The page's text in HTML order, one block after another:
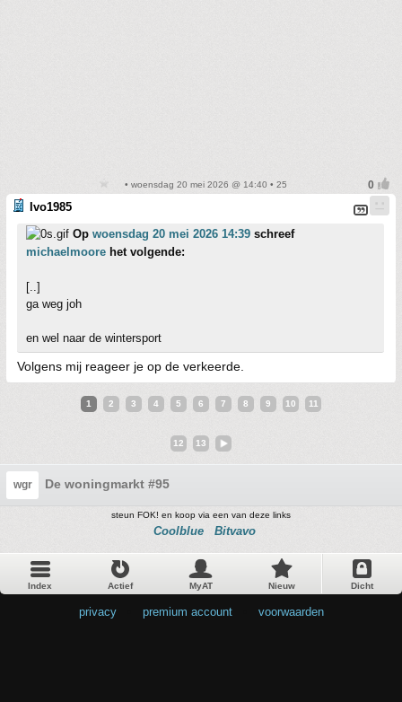
• woensdag 20 mei 2026 @ 14:40 • 25
Ivo1985
Op woensdag 20 mei 2026 14:39 schreef
michaelmoore het volgende:
[..]
ga weg joh
en wel naar de wintersport
Volgens mij reageer je op de verkeerde.
1 2 3 4 5 6 7 8 9 10 11
12 13
wgr De woningmarkt #95
steun FOK! en koop via een van deze links
Coolblue Bitvavo
Index Actief MyAT Nieuw Dicht
privacy premium account voorwaarden